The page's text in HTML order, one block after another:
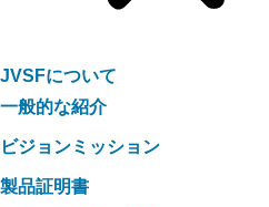
JVSFについて
一般的な紹介
ビジョンミッション
製品証明書